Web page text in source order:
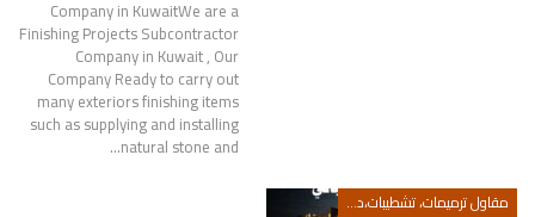
Company in KuwaitWe are a
Finishing Projects Subcontractor
Company in Kuwait , Our
Company Ready to carry out
many exteriors finishing items
such as supplying and installing
natural stone and…
مقاول ترميمات، تشطيبات،ديكور، اصباغ،سيراميك،تكسير سيراميك،رقم مقاول ترميمات،